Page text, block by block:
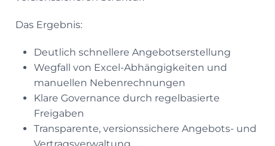
Das Ergebnis:
Deutlich schnellere Angebotserstellung
Wegfall von Excel-Abhängigkeiten und
manuellen Nebenrechnungen
Klare Governance durch regelbasierte
Freigaben
Transparente, versionssichere Angebots- und